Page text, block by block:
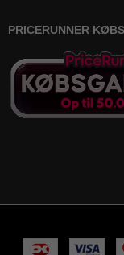
PRICERUNNER